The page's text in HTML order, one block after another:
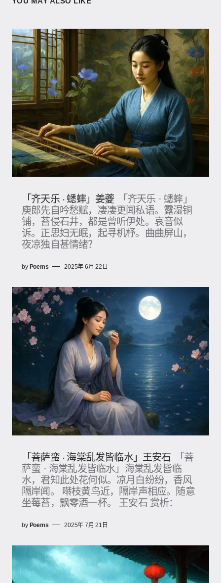
「齐天乐 · 蟋蟀」姜夔
「齐天乐 · 蟋蟀」
庾郎先自吟愁赋，凄凄更闻私语。露湿铜
铺，苔侵石井，都是曾听伊处。哀音似
诉。正思妇无眠，起寻机杼。曲曲屏山，
夜凉独自甚情绪？
by Poems 2025年 6月 22日
「菩萨蛮 · 海棠乱发皆临水」王安石
「菩
萨蛮 · 海棠乱发皆临水」海棠乱发皆临
水，君知此处花何似。凉月白纷纷，香风
隔岸闻。 啭枝黄鸟近，隔岸声相应。随意
坐莓苔，飘零酒一杯。 王安石 赏析：
by Poems 2025年 7月 21日